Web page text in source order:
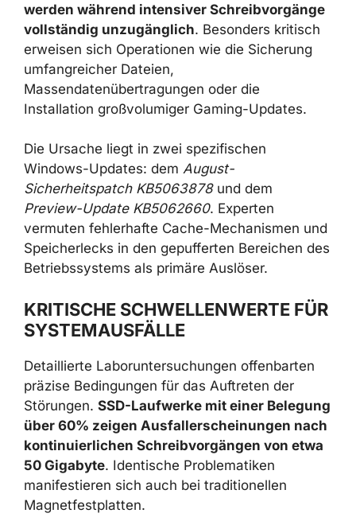
werden während intensiver Schreibvorgänge
vollständig unzugänglich. Besonders kritisch
erweisen sich Operationen wie die Sicherung
umfangreicher Dateien,
Massendatenübertragungen oder die
Installation großvolumiger Gaming-Updates.
Die Ursache liegt in zwei spezifischen
Windows-Updates: dem August-
Sicherheitspatch KB5063878und dem
Preview-Update KB5062660. Experten
vermuten fehlerhafte Cache-Mechanismen und
Speicherlecks in den gepufferten Bereichen des
Betriebssystems als primäre Auslöser.
KRITISCHE SCHWELLENWERTE FÜR
SYSTEMAUSFÄLLE
Detaillierte Laboruntersuchungen offenbarten
präzise Bedingungen für das Auftreten der
Störungen. SSD-Laufwerke mit einer Belegung
über 60% zeigen Ausfallerscheinungen nach
kontinuierlichen Schreibvorgängen von etwa
50 Gigabyte. Identische Problematiken
manifestieren sich auch bei traditionellen
Magnetfestplatten.